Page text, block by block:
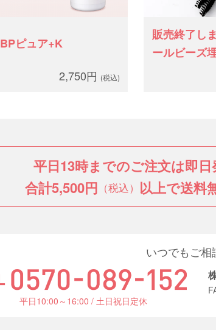
BPピュア+K
2,750円 (税込)
販売終了し
ールビーズ
クリューブ
平日13時までのご注文は即日
合計5,500円 （税込） 以上で送料
いつでもご相
平日10:00～16:00 / 土日祝日定休